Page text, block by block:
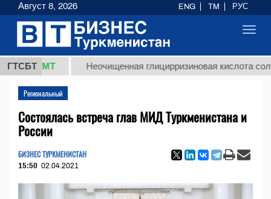
ГТСБТ
ТМТ Неочищенная глицирризиновая кислота
Региональный
Состоялась встреча глав МИД Туркменистана и
России
БИЗНЕС ТУРКМЕНИСТАН
15:50 02.04.2021
Август 8, 2026 ENG TM РУС